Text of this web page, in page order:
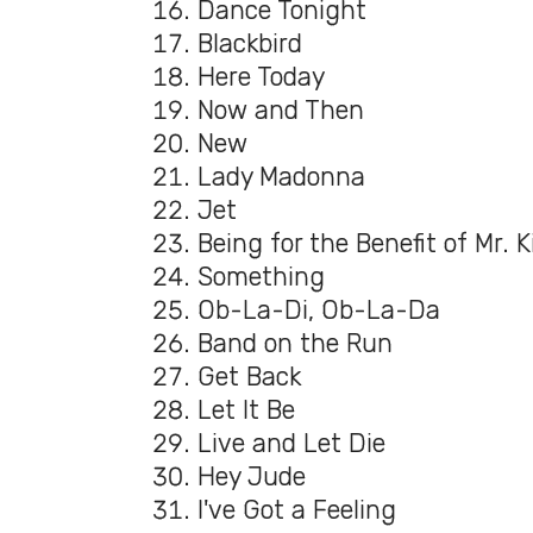
Dance Tonight
Blackbird
Here Today
Now and Then
New
Lady Madonna
Jet
Being for the Benefit of Mr.
Something
Ob-La-Di, Ob-La-Da
Band on the Run
Get Back
Let It Be
Live and Let Die
Hey Jude
I've Got a Feeling